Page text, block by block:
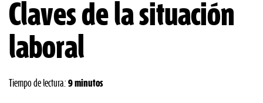
Claves de la situación
laboral
Tiempo de lectura: 9 minutos